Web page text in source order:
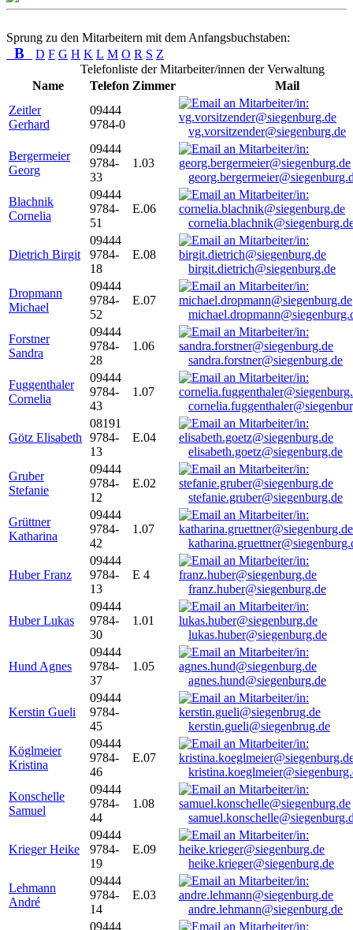
Sprung zu den Mitarbeitern mit dem Anfangsbuchstaben:
B D F G H K L M O R S Z
Telefonliste der Mitarbeiter/innen der Verwaltung
Name
Telefon Zimmer
Mail
Zeitler
Gerhard
09444
9784-0
vg.vorsitzender@siegenburg.de
Bergermeier
Georg
09444
9784-
33
1.03
Blachnik
Cornelia
09444
9784-
51
E.06
Dietrich Birgit
09444
9784-
18
E.08
birgit.dietrich@siegenburg.de
Dropmann
Michael
09444
9784-
52
E.07
Forstner
Sandra
09444
9784-
28
1.06
sandra.forstner@siegenburg.de
Fuggenthaler
Cornelia
09444
9784-
43
1.07
Götz Elisabeth
08191
9784-
13
E.04
elisabeth.goetz@siegenburg.de
Gruber
Stefanie
09444
9784-
12
E.02
stefanie.gruber@siegenburg.de
Grüttner
Katharina
09444
9784-
42
1.07
Huber Franz
09444
9784-
13
E 4
franz.huber@siegenburg.de
Huber Lukas
09444
9784-
30
1.01
lukas.huber@siegenburg.de
Hund Agnes
09444
9784-
37
1.05
agnes.hund@siegenburg.de
Kerstin Gueli
09444
9784-
45
kerstin.gueli@siegenbrug.de
Köglmeier
Kristina
09444
9784-
46
E.07
Konschelle
Samuel
09444
9784-
44
1.08
Krieger Heike
09444
9784-
19
E.09
heike.krieger@siegenburg.de
Lehmann
André
09444
9784-
14
E.03
andre.lehmann@siegenburg.de
09444